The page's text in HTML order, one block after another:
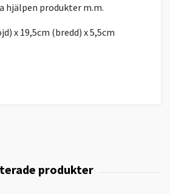
hjälpen produkter m.m.
x 19,5cm (bredd) x 5,5cm